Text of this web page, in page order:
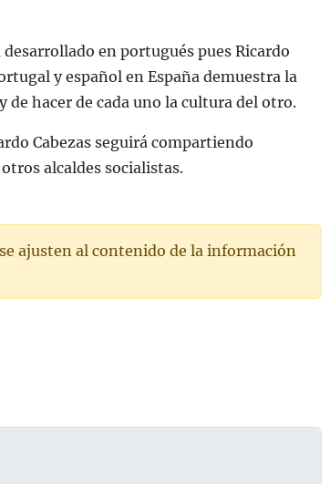
en portugués pues Ricardo
y español en España demuestra la
hacer de cada uno la cultura del otro.
Cabezas seguirá compartiendo
alcaldes socialistas.
ajusten al contenido de la información